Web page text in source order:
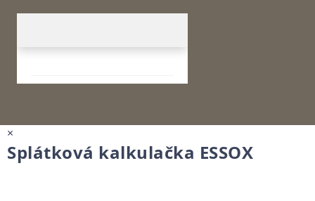
×
Splátková kalkulačka ESSOX